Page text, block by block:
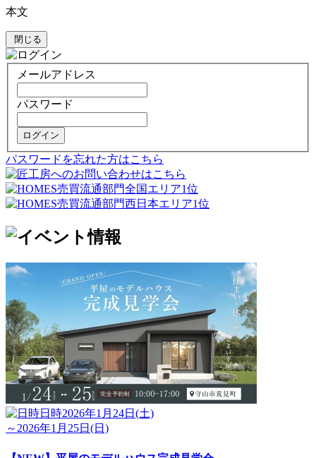
本文
閉じる
メールアドレス
パスワード
ログイン
パスワードを忘れた方はこちら
日時2026年1月24日(土)
～2026年1月25日(日)